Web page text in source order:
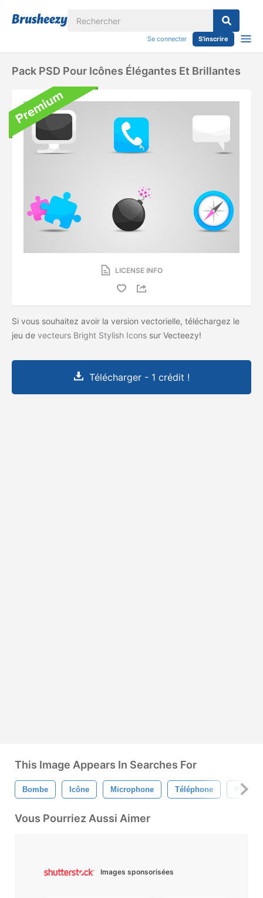
Se connecter S'inscrire
Pack PSD Pour Icônes Élégantes Et Brillantes
LICENSE INFO
Si vous souhaitez avoir la version vectorielle, téléchargez le
jeu de vecteurs Bright Stylish Icons sur Vecteezy!
Télécharger - 1 crédit !
This Image Appears In Searches For
Bombe Icône Microphone Téléphone Puzzle
Vous Pourriez Aussi Aimer
Images sponsorisées